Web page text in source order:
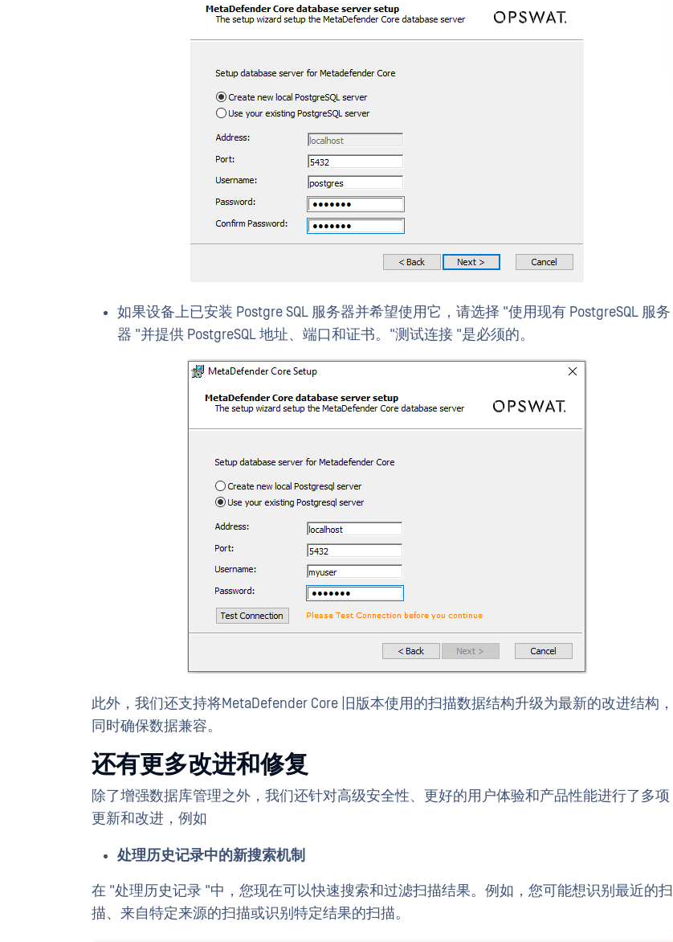
如果设备上已安装 Postgre SQL 服务器并希望使用它，请选择 "使用现有 PostgreSQL 服务
器 "并提供 PostgreSQL 地址、端口和证书。"测试连接 "是必须的。
此外，我们还支持将MetaDefender Core 旧版本使用的扫描数据结构升级为最新的改进结构，
同时确保数据兼容。
还有更多改进和修复
除了增强数据库管理之外，我们还针对高级安全性、更好的用户体验和产品性能进行了多项
更新和改进，例如
处理历史记录中的新搜索机制
在 "处理历史记录 "中，您现在可以快速搜索和过滤扫描结果。例如，您可能想识别最近的扫
描、来自特定来源的扫描或识别特定结果的扫描。